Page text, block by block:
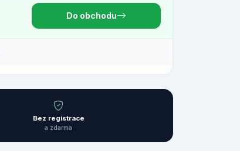
Do obchodu
Bez registrace
a zdarma